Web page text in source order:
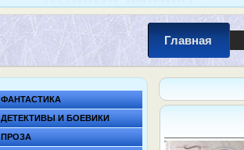
Главная
ФАНТАСТИКА
ДЕТЕКТИВЫ И БОЕВИКИ
ПРОЗА